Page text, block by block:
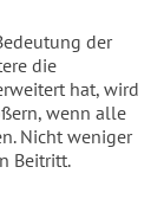
der
die
hat, wird
wenn alle
Nicht weniger
Beitritt.